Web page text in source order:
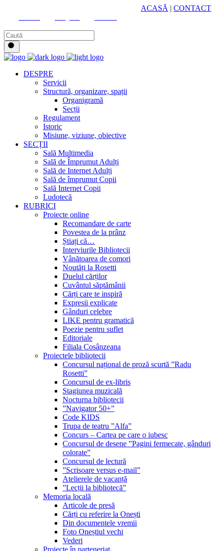
ACASĂ | CONTACT
DESPRE
Servicii
Structură, organizare, spații
Organigramă
Secții
Regulament
Istoric
Misiune, viziune, obiective
SECȚII
Sală Multimedia
Sală de Împrumut Adulți
Sală de Internet Adulți
Sală de împrumut Copii
Sală Internet Copii
Ludotecă
RUBRICI
Proiecte online
Recomandare de carte
Povestea de la prânz
Știați că…
Interviurile Bibliotecii
Vânătoarea de comori
Noutăți la Rosetti
Duelul cărților
Cuvântul săptămânii
Cărți care te inspiră
Expresii explicate
Gânduri celebre
LIKE pentru gramatică
Poezie pentru suflet
Editoriale
Filiala Cosânzeana
Proiectele bibliotecii
Concursul național de proză scurtă ”Radu
Rosetti”
Concursul de ex-libris
Stagiunea muzicală
Nocturna bibliotecii
”Navigator 50+”
Code KIDS
Trupa de teatru ”Alfa”
Concurs – Cartea pe care o iubesc
Concursul de desene ”Pagini fermecate, gânduri
colorate”
Concursul de lectură
”Scrisoare versus e-mail”
Atelierele de vacanță
”Lecții la bibliotecă”
Memoria locală
Articole de presă
Cărți cu referire la Onești
Din documentele vremii
Foto Oneștiul vechi
Vederi